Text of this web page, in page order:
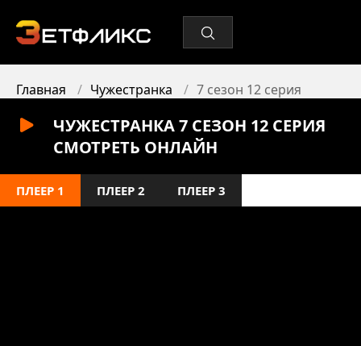
Главная Чужестранка 7 сезон 12 серия
ЧУЖЕСТРАНКА 7 СЕЗОН 12 СЕРИЯ
СМОТРЕТЬ ОНЛАЙН
ПЛЕЕР 1 ПЛЕЕР 2 ПЛЕЕР 3